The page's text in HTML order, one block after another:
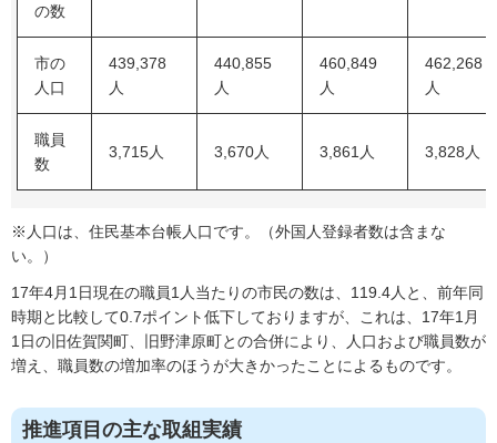
の数
市の
人口
439,378
人
440,855
人
460,849
人
462,268
人
職員
数
3,715人 3,670人 3,861人 3,828人
※人口は、住民基本台帳人口です。（外国人登録者数は含まな
い。）
17年4月1日現在の職員1人当たりの市民の数は、119.4人と、前年同
時期と比較して0.7ポイント低下しておりますが、これは、17年1月
1日の旧佐賀関町、旧野津原町との合併により、人口および職員数が
増え、職員数の増加率のほうが大きかったことによるものです。
推進項目の主な取組実績